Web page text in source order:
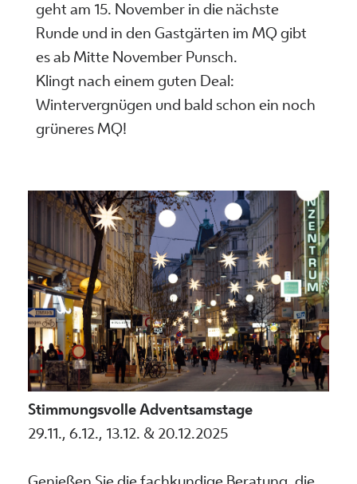
geht am 15. November in die nächste
Runde und in den Gastgärten im MQ gibt
es ab Mitte November Punsch.
Klingt nach einem guten Deal:
Wintervergnügen und bald schon ein noch
grüneres MQ!
Stimmungsvolle Adventsamstage
29.11., 6.12., 13.12. & 20.12.2025